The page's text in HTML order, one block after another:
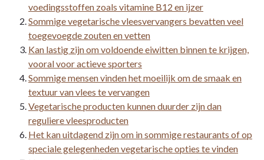
voedingsstoffen zoals vitamine B12 en ijzer
Sommige vegetarische vleesvervangers bevatten veel
toegevoegde zouten en vetten
Kan lastig zijn om voldoende eiwitten binnen te krijgen,
vooral voor actieve sporters
Sommige mensen vinden het moeilijk om de smaak en
textuur van vlees te vervangen
Vegetarische producten kunnen duurder zijn dan
reguliere vleesproducten
Het kan uitdagend zijn om in sommige restaurants of op
speciale gelegenheden vegetarische opties te vinden